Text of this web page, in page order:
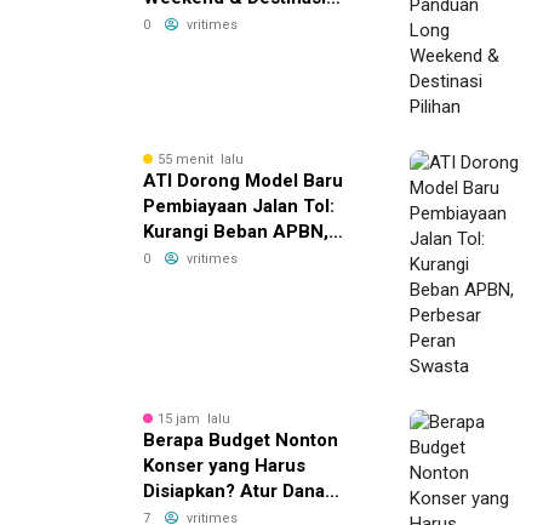
Pilihan
0 vritimes
55 menit lalu
ATI Dorong Model Baru
Pembiayaan Jalan Tol:
Kurangi Beban APBN,
Perbesar Peran Swasta
0 vritimes
15 jam lalu
Berapa Budget Nonton
Konser yang Harus
Disiapkan? Atur Dana
dengan Deposito FLEXI
7 vritimes